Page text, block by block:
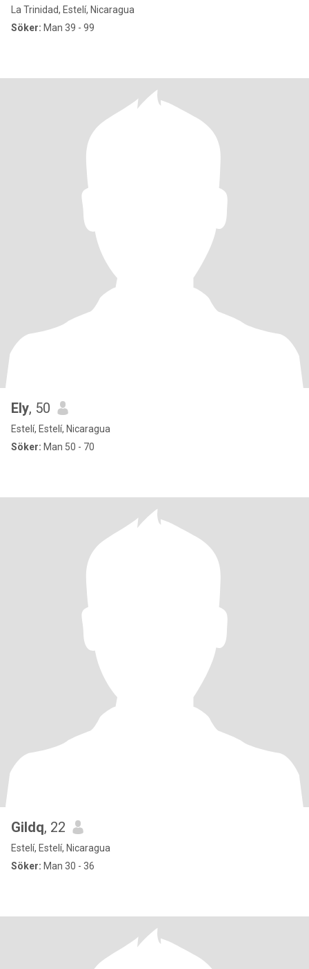
La Trinidad, Estelí, Nicaragua
Söker: Man 39 - 99
Ely, 50
Estelí, Estelí, Nicaragua
Söker: Man 50 - 70
Gildq, 22
Estelí, Estelí, Nicaragua
Söker: Man 30 - 36